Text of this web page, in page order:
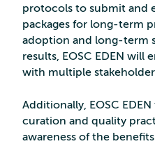
protocols to submit and
packages for long-term
adoption and long-term
results, EOSC EDEN will
with multiple
Additionally, EOSC
curation and quality
awareness of the